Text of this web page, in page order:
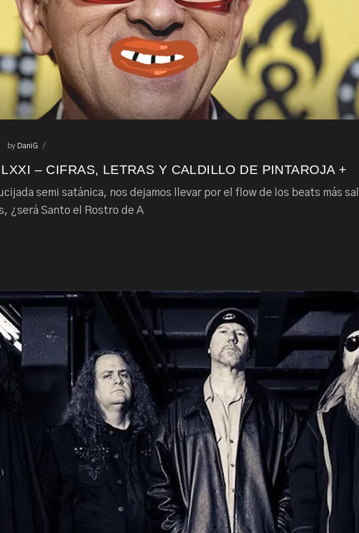
by DaniG
– CIFRAS, LETRAS Y CALDILLO DE PINTAROJA +
semi satánica, nos dejamos llevar por el flow de los beats más
¿será Santo el Rostro de A